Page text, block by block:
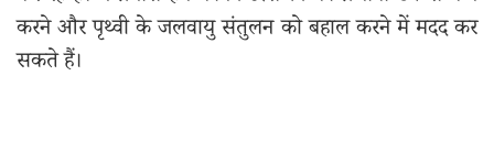
करने और पृथ्वी के जलवायु संतुलन को बहाल करने में मदद कर
सकते हैं।